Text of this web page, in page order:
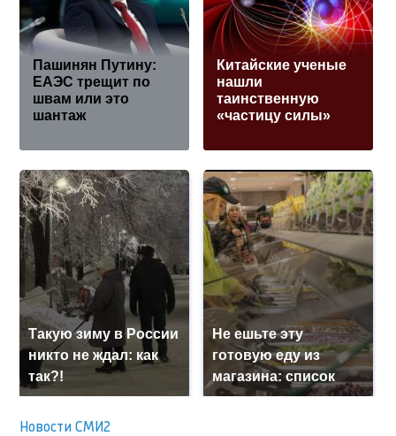
Пашинян Путину:
ЕАЭС трещит по
швам или это
шантаж
Китайские ученые
нашли
таинственную
«частицу силы»
Такую зиму в России
никто не ждал: как
так?!
Не ешьте эту
готовую еду из
магазина: список
Новости СМИ2